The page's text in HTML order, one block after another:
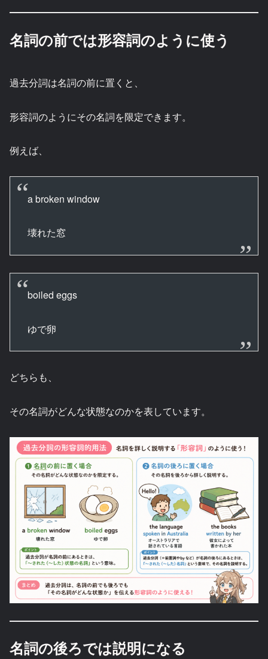
名詞の前では形容詞のように使う
過去分詞は名詞の前に置くと、
形容詞のようにその名詞を限定できます。
例えば、
a broken window
壊れた窓
boiled eggs
ゆで卵
どちらも、
その名詞がどんな状態なのかを表しています。
名詞の後ろでは説明になる